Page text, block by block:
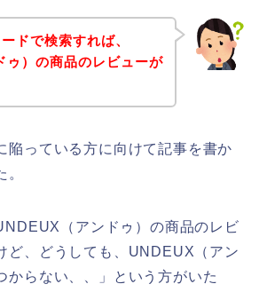
ドで検索すれば、
ゥ）の商品のレビューが
陥っている方に向けて記事を書か
（アンドゥ）の商品のレビ
ど、どうしても、UNDEUX（アン
からない、、」という方がいた